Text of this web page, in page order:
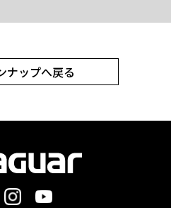
ナップへ戻る